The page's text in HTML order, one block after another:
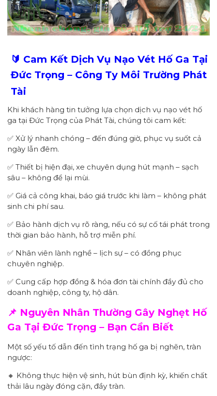
🔰 Cam Kết Dịch Vụ Nạo Vét Hố Ga Tại
Đức Trọng – Công Ty Môi Trường Phát
Tài
Khi khách hàng tin tưởng lựa chọn dịch vụ nạo vét hố
ga tại Đức Trọng của Phát Tài, chúng tôi cam kết:
✅ Xử lý nhanh chóng – đến đúng giờ, phục vụ suốt cả
ngày lẫn đêm.
✅ Thiết bị hiện đại, xe chuyên dụng hút mạnh – sạch
sâu – không để lại mùi.
✅ Giá cả công khai, báo giá trước khi làm – không phát
sinh chi phí sau.
✅ Bảo hành dịch vụ rõ ràng, nếu có sự cố tái phát trong
thời gian bảo hành, hỗ trợ miễn phí.
✅ Nhân viên lành nghề – lịch sự – có đồng phục
chuyên nghiệp.
✅ Cung cấp hợp đồng & hóa đơn tài chính đầy đủ cho
doanh nghiệp, công ty, hộ dân.
📌 Nguyên Nhân Thường Gây Nghẹt Hố
Ga Tại Đức Trọng – Bạn Cần Biết
Một số yếu tố dẫn đến tình trạng hố ga bị nghẽn, tràn
ngược:
🔸 Không thực hiện vệ sinh, hút bùn định kỳ, khiến chất
thải lâu ngày đóng cặn, đầy tràn.